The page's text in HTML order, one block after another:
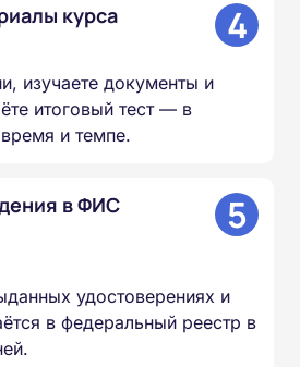
курса 4
изучаете документы и
итоговый тест — в
и темпе.
в ФИС
5
удостоверениях и
в федеральный реестр в